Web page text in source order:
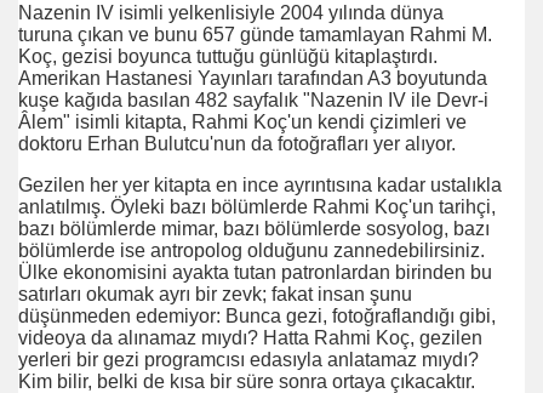
Nazenin IV isimli yelkenlisiyle 2004 yılında dünya
turuna çıkan ve bunu 657 günde tamamlayan Rahmi M.
Koç, gezisi boyunca tuttuğu günlüğü kitaplaştırdı.
Amerikan Hastanesi Yayınları tarafından A3 boyutunda
kuşe kağıda basılan 482 sayfalık "Nazenin IV ile Devr-i
Âlem" isimli kitapta, Rahmi Koç'un kendi çizimleri ve
doktoru Erhan Bulutcu'nun da fotoğrafları yer alıyor.
Gezilen her yer kitapta en ince ayrıntısına kadar ustalıkla
anlatılmış. Öyleki bazı bölümlerde Rahmi Koç'un tarihçi,
bazı bölümlerde mimar, bazı bölümlerde sosyolog, bazı
bölümlerde ise antropolog olduğunu zannedebilirsiniz.
Ülke ekonomisini ayakta tutan patronlardan birinden bu
satırları okumak ayrı bir zevk; fakat insan şunu
düşünmeden edemiyor: Bunca gezi, fotoğraflandığı gibi,
videoya da alınamaz mıydı? Hatta Rahmi Koç, gezilen
yerleri bir gezi programcısı edasıyla anlatamaz mıydı?
Kim bilir, belki de kısa bir süre sonra ortaya çıkacaktır.
Dr Övgün Ahmet ERCAN